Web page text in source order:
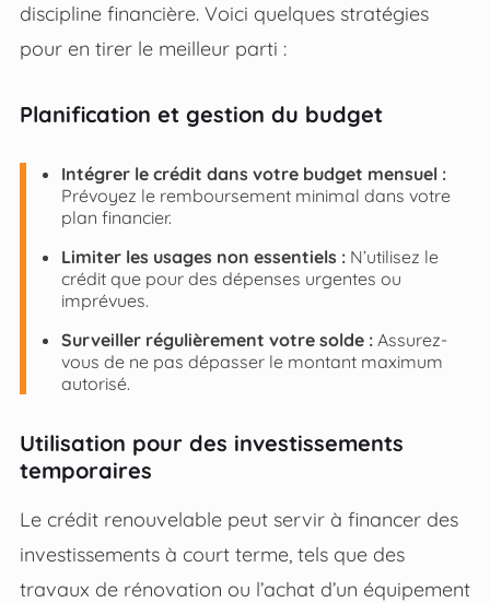
discipline financière. Voici quelques stratégies
pour en tirer le meilleur parti :
Planification et gestion du budget
Intégrer le crédit dans votre budget mensuel :
Prévoyez le remboursement minimal dans votre
plan financier.
Limiter les usages non essentiels :N’utilisez le
crédit que pour des dépenses urgentes ou
imprévues.
Surveiller régulièrement votre solde :Assurez-
vous de ne pas dépasser le montant maximum
autorisé.
Utilisation pour des investissements
temporaires
Le crédit renouvelable peut servir à financer des
investissements à court terme, tels que des
travaux de rénovation ou l’achat d’un équipement